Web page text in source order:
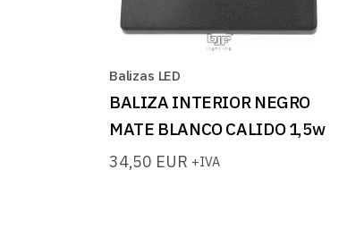
Balizas LED
BALIZA INTERIOR NEGRO
MATE BLANCO CALIDO 1,5w
34,50 EUR +IVA